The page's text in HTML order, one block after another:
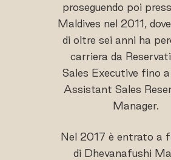
proseguendo poi
Maldives nel 2011,
di oltre sei anni ha
carriera da
Sales Executive fino
Assistant Sales
Manager.
Nel 2017 è entrato a
di Dhevanafushi